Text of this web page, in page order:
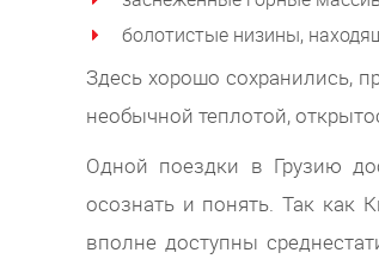
болотистые низины,
Здесь хорошо сохранились,
необычной теплотой,
Одной поездки в Грузию
осознать и понять. Так как
вполне доступны